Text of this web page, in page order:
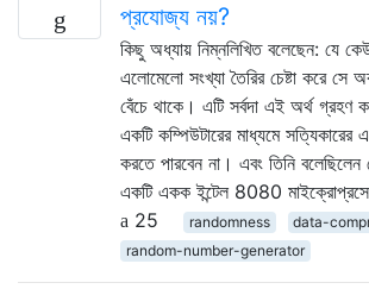
প্রযোজ্য নয়?
কিছু অধ্যায় নিম্নলিখিত বলেছেন: যে কেউ
এলোমেলো সংখ্যা তৈরির চেষ্টা করে সে
বেঁচে থাকে। এটি সর্বদা এই অর্থ গ্রহণ
একটি কম্পিউটারের মাধ্যমে সত্যিকারের
করতে পারবেন না। এবং তিনি বলেছিলেন
একটি একক ইন্টেল 8080
25
randomness data-
random-number-generator